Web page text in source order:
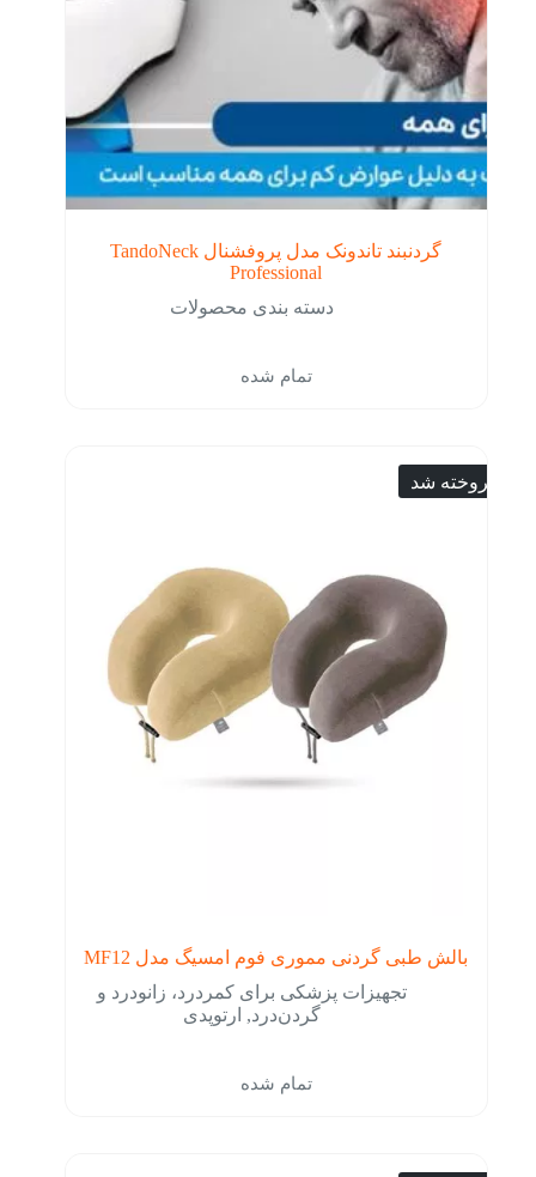
گردنبند تاندونک مدل پروفشنال TandoNeck
Professional
دسته بندی محصولات
تمام شده
فروخته شد
بالش طبی گردنی مموری فوم امسیگ مدل MF12
تجهیزات پزشکی برای کمردرد، زانودرد و
گردن‌درد, ارتوپدی
تمام شده